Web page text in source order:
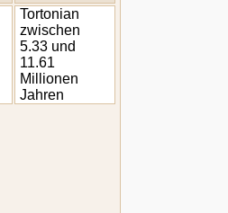
Tortonian
zwischen
5.33 und
11.61
Millionen
Jahren